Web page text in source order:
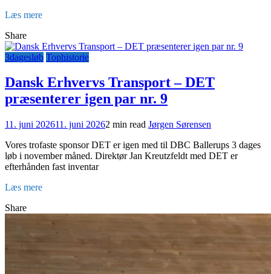
Læs mere
Share
3dagesløb Tophistorie
Dansk Erhvervs Transport – DET
præsenterer igen par nr. 9
11. juni 202611. juni 20262 min read Jørgen Sørensen
Vores trofaste sponsor DET er igen med til DBC Ballerups 3 dages
løb i november måned. Direktør Jan Kreutzfeldt med DET er
efterhånden fast inventar
Læs mere
Share